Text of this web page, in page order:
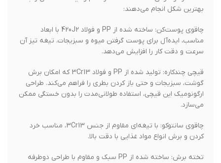
بهترین شکل انجام می‌دهند:
چاقوی پوست‌کن: ساخته شده از PP و فولاد 420J2 با ابعاد
مناسب، ایده‌آل برای پوست گرفتن میوه و سبزیجات. تیغه تیز آن
سرعت و دقت کار را افزایش می‌دهد.
قیچی چندکاره: تولید شده از PP و فولاد 3Cr13 که امکان برش
گوشت، سبزیجات و حتی باز کردن بطری را فراهم می‌کند. طراحی
ارگونومیک این قیچی، استفاده طولانی‌مدت را بدون خستگی ممکن
می‌سازد.
چاقوی سانتوکو: با تیغه‌ای مقاوم از جنس 3Cr13، مناسب خرد
کردن و برش انواع مواد غذایی با دقت بالا.
تخته برش: ساخته شده از PP سبک و مقاوم با طراحی دوطرفه